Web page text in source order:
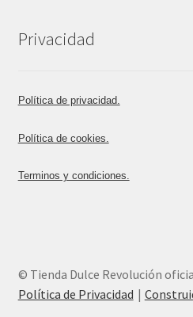
Privacidad
Política de privacidad.
Política de cookies.
Terminos y condiciones.
© Tienda Dulce Revolución
Política de Privacidad